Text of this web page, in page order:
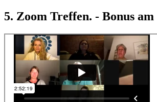
5. Zoom Treffen. - Bonus am